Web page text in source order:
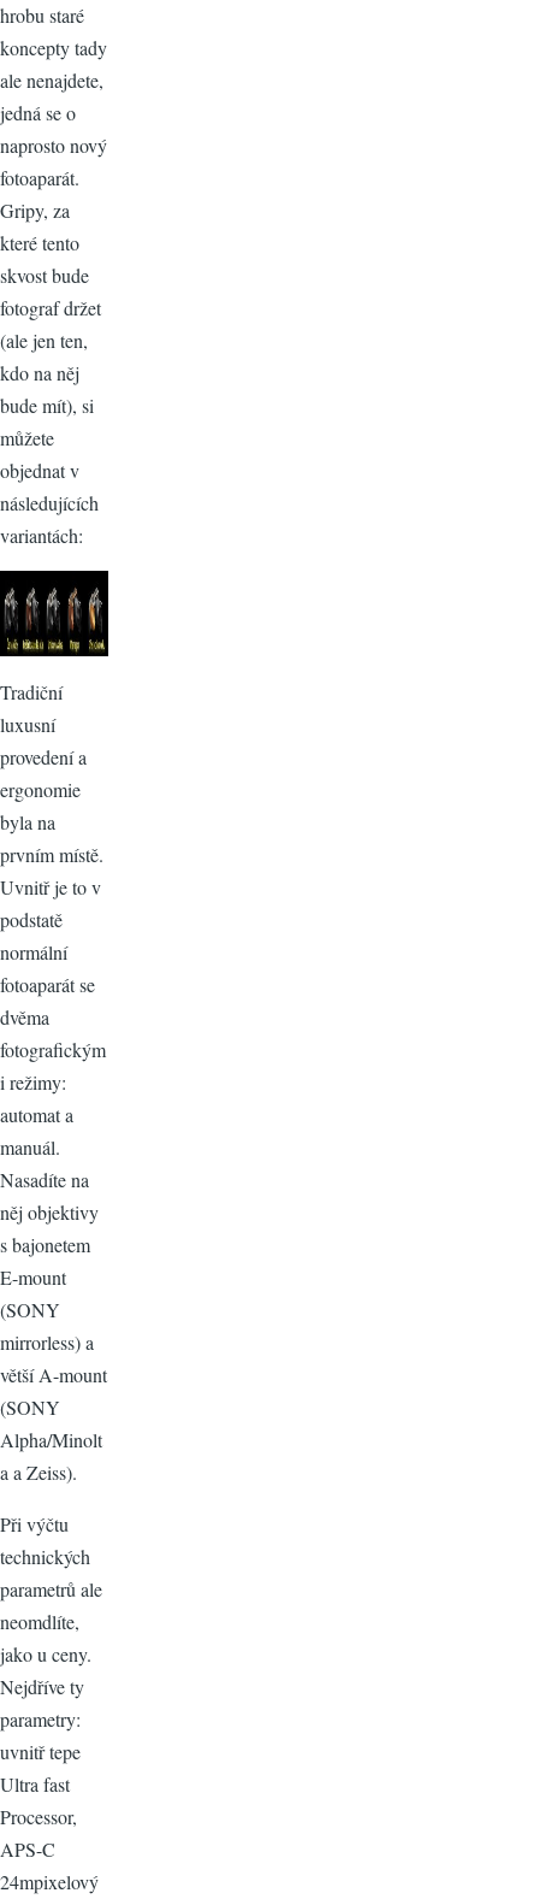
hrobu staré
koncepty tady
ale nenajdete,
jedná se o
naprosto nový
fotoaparát.
Gripy, za
které tento
skvost bude
fotograf držet
(ale jen ten,
kdo na něj
bude mít), si
můžete
objednat v
následujících
variantách:
Tradiční
luxusní
provedení a
ergonomie
byla na
prvním místě.
Uvnitř je to v
podstatě
normální
fotoaparát se
dvěma
fotografickým
i režimy:
automat a
manuál.
Nasadíte na
něj objektivy
s bajonetem
E-mount
(SONY
mirrorless) a
větší A-mount
(SONY
Alpha/Minolt
a a Zeiss).
Při výčtu
technických
parametrů ale
neomdlíte,
jako u ceny.
Nejdříve ty
parametry:
uvnitř tepe
Ultra fast
Processor,
APS-C
24mpixelový